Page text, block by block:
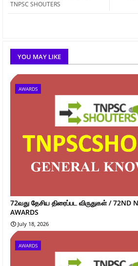
TNPSC SHOUTERS
YOU MAY LIKE
AWARDS
72வது தேசிய திரைப்பட விருதுகள் / 72ND
AWARDS
July 18, 2026
AWARDS